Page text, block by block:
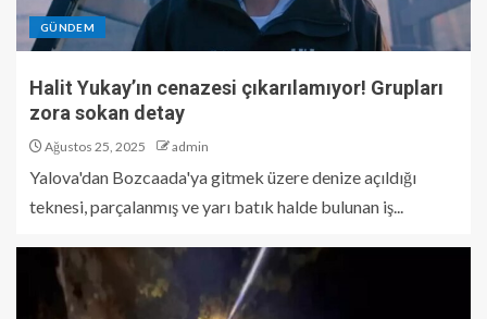
GÜNDEM
Halit Yukay’ın cenazesi çıkarılamıyor! Grupları
zora sokan detay
Ağustos 25, 2025 admin
Yalova'dan Bozcaada'ya gitmek üzere denize açıldığı
teknesi, parçalanmış ve yarı batık halde bulunan iş...